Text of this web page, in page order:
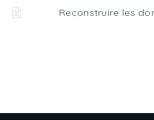
Reconstruire les